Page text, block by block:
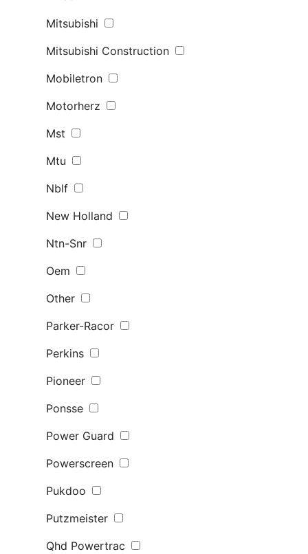
Mitsubishi
Mitsubishi Construction
Mobiletron
Motorherz
Mst
Mtu
Nblf
New Holland
Ntn-Snr
Oem
Other
Parker-Racor
Perkins
Pioneer
Ponsse
Power Guard
Powerscreen
Pukdoo
Putzmeister
Qhd Powertrac